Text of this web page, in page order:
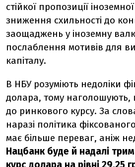
стійкої пропозиції
зниження схильності до
заощаджень у іноземну
послаблення мотивів для
капіталу.
В НБУ розуміють недоліки
долара, тому наголошують,
до ринкового курсу. За
наразі політика
має більше переваг, аніж
Нацбанк буде й надалі
курс долара на рівні 29,25